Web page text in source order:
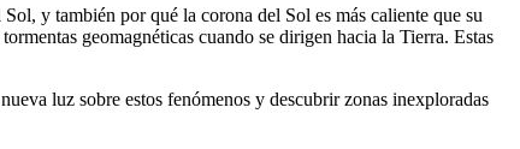
y también por qué la corona del Sol es más caliente que su
geomagnéticas cuando se dirigen hacia la Tierra. Estas
luz sobre estos fenómenos y descubrir zonas inexploradas